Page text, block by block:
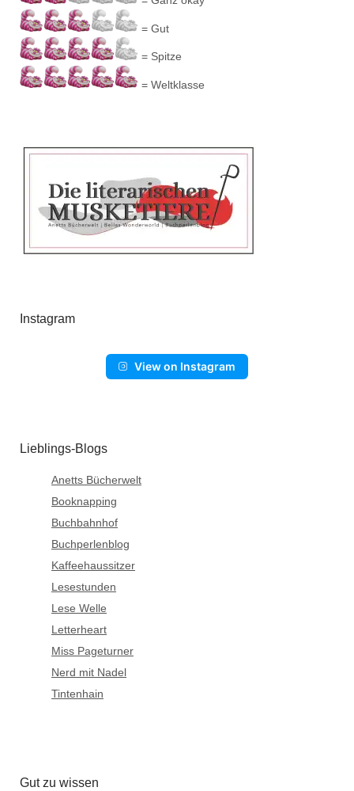
= Gut
= Spitze
= Weltklasse
Instagram
View on Instagram
Lieblings-Blogs
Anetts Bücherwelt
Booknapping
Buchbahnhof
Buchperlenblog
Kaffeehaussitzer
Lesestunden
Lese Welle
Letterheart
Miss Pageturner
Nerd mit Nadel
Tintenhain
Gut zu wissen